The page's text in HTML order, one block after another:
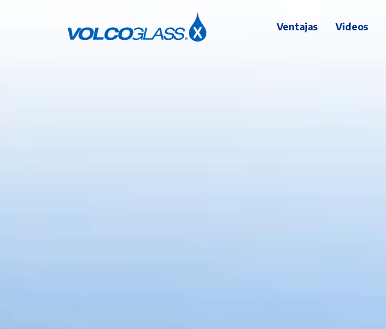
Ventajas Videos